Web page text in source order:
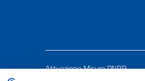
Attuazione Misure PNRR